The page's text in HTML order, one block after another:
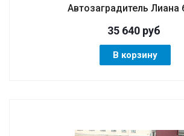
Автозаградитель Лиана
35 640руб
В корзину